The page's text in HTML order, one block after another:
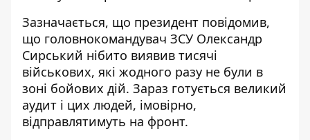
Зазначається, що президент повідомив,
що головнокомандувач ЗСУ Олександр
Сирський нібито виявив тисячі
військових, які жодного разу не були в
зоні бойових дій. Зараз готується великий
аудит і цих людей, імовірно,
відправлятимуть на фронт.